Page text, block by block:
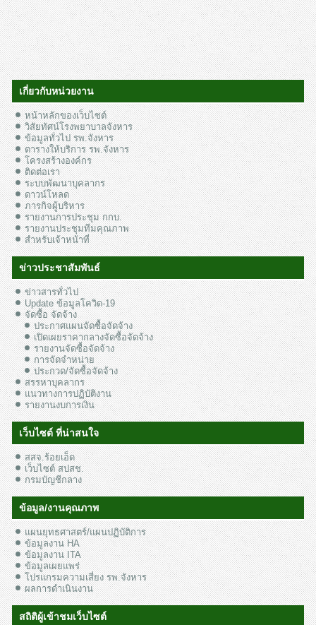
เกี่ยวกับหน่วยงาน
หน้าหลักของเว็บไซต์
วิสัยทัศน์โรงพยาบาลจังหาร
ข้อมูลทั่วไป รพ.จังหาร
ตารางให้บริการ รพ.จังหาร
โครงสร้างองค์กร
ติดต่อเรา
ระบบพัฒนาบุคลากร
ดาวน์โหลด
ภารกิจผู้บริหาร
รายงานการประชุม กกบ.
รายงานประชุมทีมคุณภาพ
สำหรับเจ้าหน้าที่
ข่าวประชาสัมพันธ์
ข่าวสารทั่วไป
Update ข้อมูลโควิด-19
จัดซื้อ จัดจ้าง
ประกาศแผนจัดซื้อจัดจ้าง
เปิดเผยราคากลางจัดซื้อจัดจ้าง
รายงานจัดซื้อจัดจ้าง
การจัดจำหน่าย
ประกวด/จัดซื้อจัดจ้าง
สรรหาบุคลากร
แนวทางการปฏิบัติงาน
รายงานงบการเงิน
เว็บไซต์ ที่น่าสนใจ
สสจ.ร้อยเอ็ด
เว็บไซต์ สปสช.
กรมบัญชีกลาง
ข้อมูล/งานคุณภาพ
แผนยุทธศาสตร์/แผนปฏิบัติการ
ข้อมูลงาน HA
ข้อมูลงาน ITA
ข้อมูลเผยแพร่
โปรแกรมความเสี่ยง รพ.จังหาร
ผลการดำเนินงาน
สถิติผู้เข้าชมเว็บไซต์